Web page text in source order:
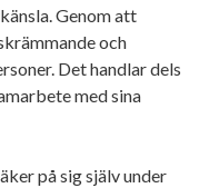
Genom att
och
Det handlar dels
med sina
på sig själv under